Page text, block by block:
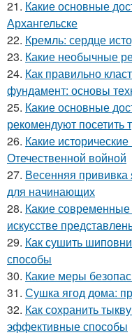
21. Какие основные
Архангельске
22. Кремль: сердце
23. Какие необычные
24. Как правильно
фундамент: основы
25. Какие основные
рекомендуют посетить
26. Какие
Отечественной войной
27. Весенняя прививка
для начинающих
28. Какие современные
искусстве
29. Как сушить
способы
30. Какие меры
31. Сушка ягод дома:
32. Как сохранить
эффективные способы